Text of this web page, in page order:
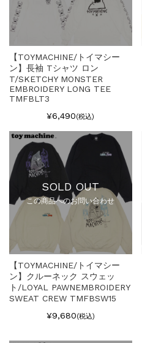
【TOYMACHINE/トイマシー
ン】長袖 Tシャツ ロン
T/SKETCHY MONSTER
EMBROIDERY LONG TEE
TMFBLT3
¥6,490(税込)
SOLD OUT
この商品へのお問い合わせ
【TOYMACHINE/トイマシー
ン】クルーネック スウェッ
ト/LOYAL PAWNEMBROIDERY
SWEAT CREW TMFBSW15
¥9,680(税込)